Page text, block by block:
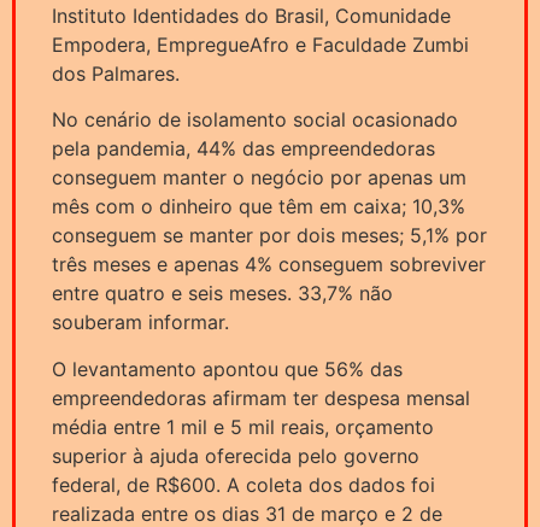
Instituto Identidades do Brasil, Comunidade
Empodera, EmpregueAfro e Faculdade Zumbi
dos Palmares.
No cenário de isolamento social ocasionado
pela pandemia, 44% das empreendedoras
conseguem manter o negócio por apenas um
mês com o dinheiro que têm em caixa; 10,3%
conseguem se manter por dois meses; 5,1% por
três meses e apenas 4% conseguem sobreviver
entre quatro e seis meses. 33,7% não
souberam informar.
O levantamento apontou que 56% das
empreendedoras afirmam ter despesa mensal
média entre 1 mil e 5 mil reais, orçamento
superior à ajuda oferecida pelo governo
federal, de R$600. A coleta dos dados foi
realizada entre os dias 31 de março e 2 de